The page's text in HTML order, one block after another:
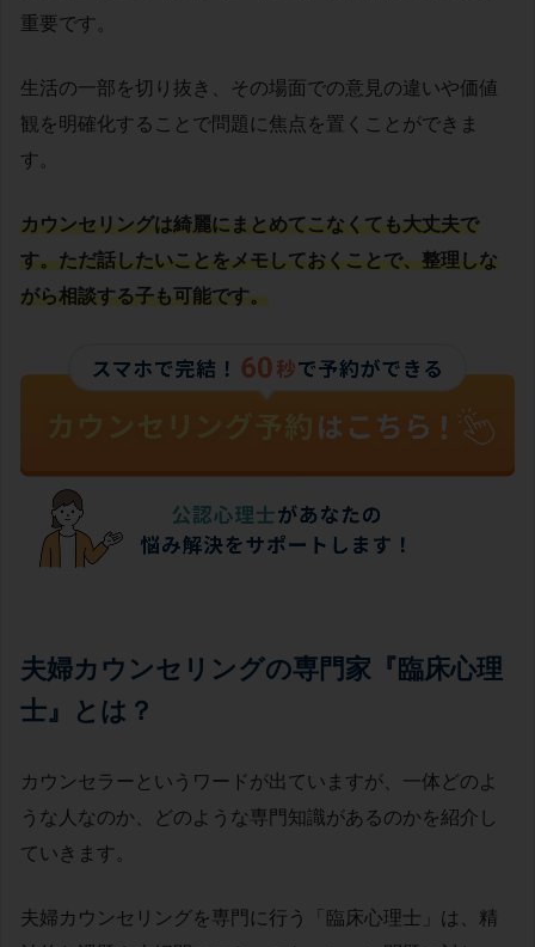
重要です。
生活の一部を切り抜き、その場面での意見の違いや価値
観を明確化することで問題に焦点を置くことができま
す。
カウンセリングは綺麗にまとめてこなくても大丈夫で
す。ただ話したいことをメモしておくことで、整理しな
がら相談する子も可能です。
夫婦カウンセリングの専門家『臨床心理
士』とは？
カウンセラーというワードが出ていますが、一体どのよ
うな人なのか、どのような専門知識があるのかを紹介し
ていきます。
夫婦カウンセリングを専門に行う「臨床心理士」は、精